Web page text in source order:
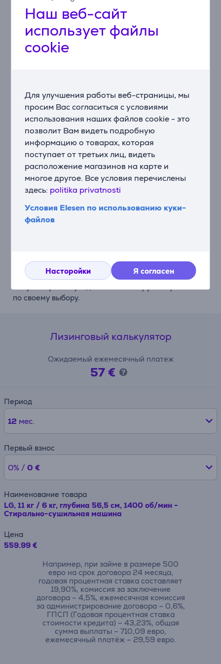
Наш веб-сайт
использует файлы
cookie
Для улучшения работы веб-страницы, мы
просим Вас согласиться с условиями
использования наших файлов cookie - это
позволит Вам видеть подробную
информацию о товарах, которая
поступает от третьих лиц, видеть
расположение магазинов на карте и
многое другое. Все условия перечислены
здесь: politika privatnosti
Условия Elesen по использованию куки-
файлов
Насторойки Я согласен
Steam™
Выпаривает аллергены из Вашей одежды
Носите свою одежду с уверенностью, зная, что LG
Steam™ уменьшает количество аллергенов.
Голосовое управление
Говорите своей стиральной машине то, что нужно и
когда нужно. Спросите: "На каком этапе стирки
находится машина?", и AI-динамик послушает и
проверит цикл, чтобы сообщить Вам об этом.
подключение
Приложение LG ThinQ™ позволит Вам легко
подключиться к своей стиральной машине так, как
никогда раньше. Запускайте стиральную машину
Эффективное обслуживание
приложение позволит Вам легко следить за
использованием энергии. Вы также сможете
по своему выбору.
Лизинговый калькулятор
Ожидаемый ежемесячный платеж
57 €
Период
12 мес.
Первый взнос
0% / 0 €
Наименование товара
LG, 11 кг / 6 кг, глубина 56,5 см, 1400 об/мин -
Стирально-сушильная машина
Цена
559.99 €
Например, при займе в размере 500
евро на срок договора 24 месяца,
годовая процентная ставка составляет
19,90%, комиссия за заключение
договора – 4,5%, ежемесячная комиссия
за администрирование договора – 0,6%,
ГПСП (Годовая процентная ставка
стоимости кредита) – 43,23%, общая
сумма выплаты – 710,09 евро,
ежемесячный платёж – 29,59 евро.